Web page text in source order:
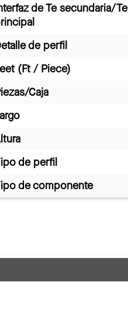
de Te secundaria/Te
de perfil
(Ft / Piece)
Caja
de perfil
de componente